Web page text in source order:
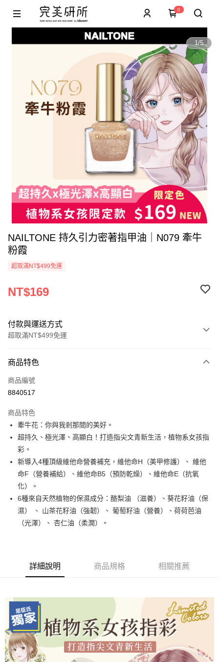
0
1/5
NAILTONE 持久引力密著指甲油｜N079 牽牛
粉霞
超取滿NT$499免運
NT$169
付款與運送方式
超取滿NT$499免運
信用卡一次付款
超商取貨付款
Apple Pay
街口支付
悠遊付
運送方式
全家取貨付款
每筆NT$80，滿NT$499(含以上)免運費
商品特色
商品編號
8840517
商品特色
牽牛花：你與我剎那間的美好。
超持久、極光澤、高顯白！打造指尖文青新生活，植物系女孩指
彩。
新導入4種頂級維他命營養補充，維他命H（美甲修護）、 維他
命F（營養補給）、維他命B5（預防乾燥）、維他命E（抗氧
化）。
6種來自天然植物的保濕成分：酪梨油 （滋養）、葵花籽油（保
濕） 、 山茶花籽油（強韌）、 葡萄籽油（營養）、荷荷芭油
（光澤）、 杏仁油（柔潤）。
詳細說明 商品規格 相關推薦